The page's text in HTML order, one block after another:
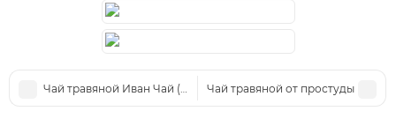
Чай травяной Иван Чай (кипрей)Чай травяной от простуды